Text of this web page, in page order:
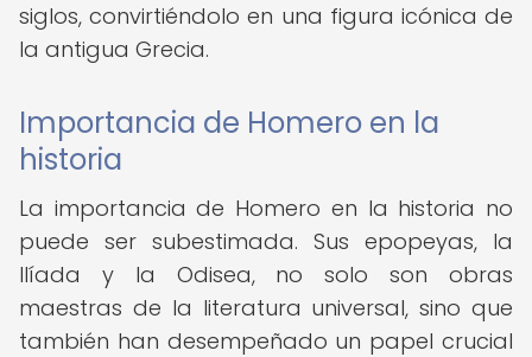
siglos, convirtiéndolo en una figura icónica de
la antigua Grecia.
Importancia de Homero en la
historia
La importancia de Homero en la historia no
puede ser subestimada. Sus epopeyas, la
Ilíada y la Odisea, no solo son obras
maestras de la literatura universal, sino que
también han desempeñado un papel crucial